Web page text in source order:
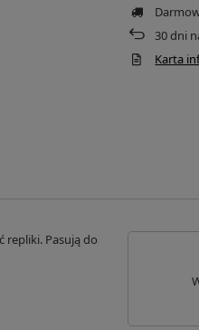
30dni
Karta
repliki. Pasują do